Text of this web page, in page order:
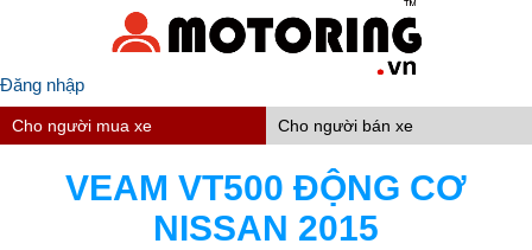
Đăng nhập
Cho người mua xe Cho người bán xe
VEAM VT500 ĐỘNG CƠ
NISSAN 2015